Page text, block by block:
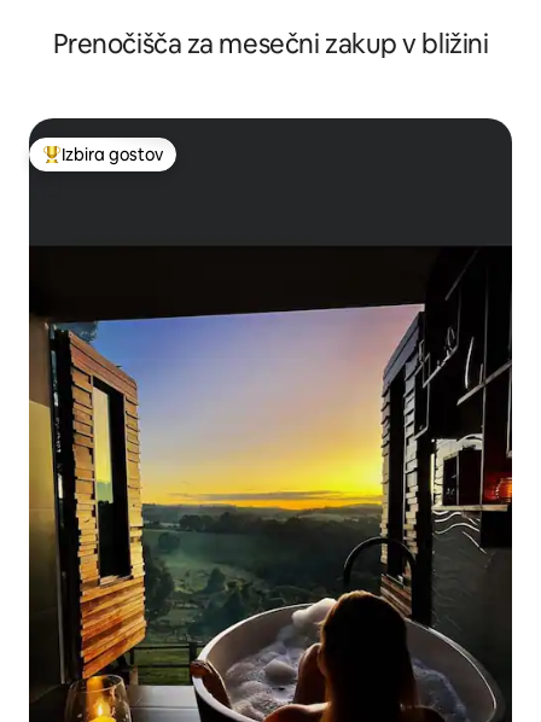
Prenočišča za mesečni zakup v bližini
Najbolj priljubljena prenočišča z značko »Izbira gostov«
Izbira gostov